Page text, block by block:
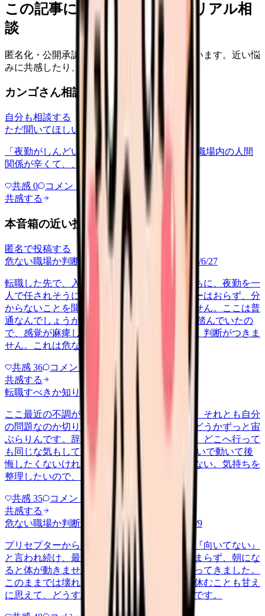
この記事に近い看護師さんのリアル相
談
匿名化・公開承認済みの本音だけを表示しています。近い悩
みに共感したり、自分の状況を投稿できます。
カンゴさん相談室から共有された相談
自分も相談する
ただ聞いてほしい
relationships 2026/6/13
「夜勤がしんどい」について相談したいです 職場内の人間
関係が辛くて、、、
共感 0 コメント
共感する
本音箱の近い投稿
匿名で投稿する
危ない職場か判断してほしいcareer-growth 2026/6/27
転職した先で、入職して二ヶ月も経たないうちに、夜勤を一
人で任されそうになっています。プリセプターはおらず、分
からないことを聞ける相手も日によっていません。ここは普
通なんでしょうか。 前の職場はもっと段階を踏んでいたの
で、感覚が麻痺しているのか自分が甘いのか、判断がつきま
せん。これは危ない環境なのか…
共感 36 コメント
共感する
転職すべきか知りたい
other
ここ最近の不調が、職場の環境のせいなのか、それとも自分
の問題なのか切り分けられず、転職すべきかどうかずっと宙
ぶらりんです。辞めれば楽になる気もするし、どこへ行って
も同じな気もして、決め手がありません。 勢いで動いて後
悔したくないけれど、このまま留まる根拠もない。気持ちを
整理したいので、判断材料の集…
共感 35 コメント
共感する
危ない職場か判断してほしい harassment 2026/6/9
プリセプターから毎日のように『辞めれば』『向いてない』
と言われ続け、最近は職場が近づくと涙が止まらず、朝にな
ると体が動きません。食事も喉を通らなくなってきました。
このままでは壊れてしまう気がします。でも休むことも甘え
に思えて、どうすればいいのか分からないんです。